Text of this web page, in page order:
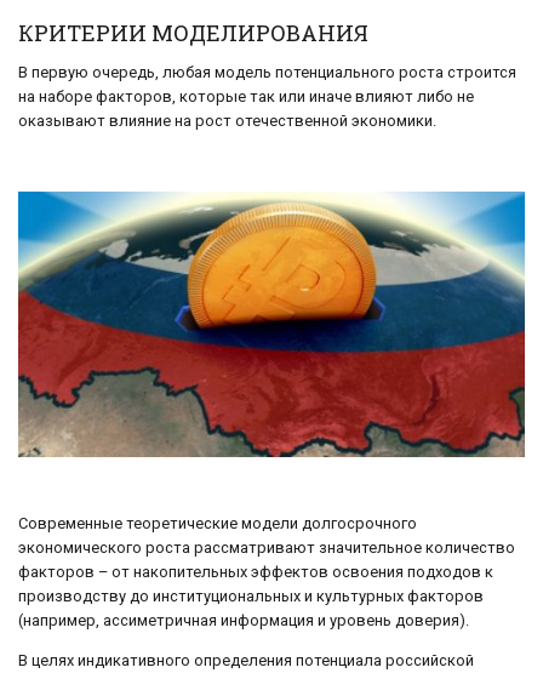
КРИТЕРИИ МОДЕЛИРОВАНИЯ
В первую очередь, любая модель потенциального роста строится
на наборе факторов, которые так или иначе влияют либо не
оказывают влияние на рост отечественной экономики.
Современные теоретические модели долгосрочного
экономического роста рассматривают значительное количество
факторов – от накопительных эффектов освоения подходов к
производству до институциональных и культурных факторов
(например, ассиметричная информация и уровень доверия).
В целях индикативного определения потенциала российской